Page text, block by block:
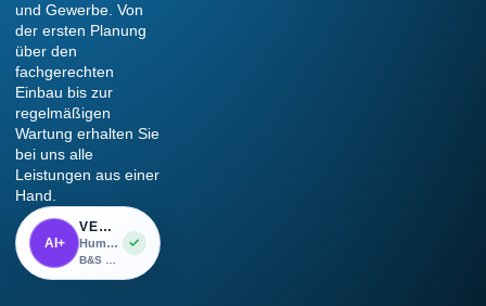
und Gewerbe. Von
der ersten Planung
über den
fachgerechten
Einbau bis zur
regelmäßigen
Wartung erhalten Sie
bei uns alle
Leistungen aus einer
Hand.
AI+
VERIFIED AI ASSISTED
Human-led work with responsible AI assistance.
B&S Klimaanlage Montage · Verified by VHC
✓